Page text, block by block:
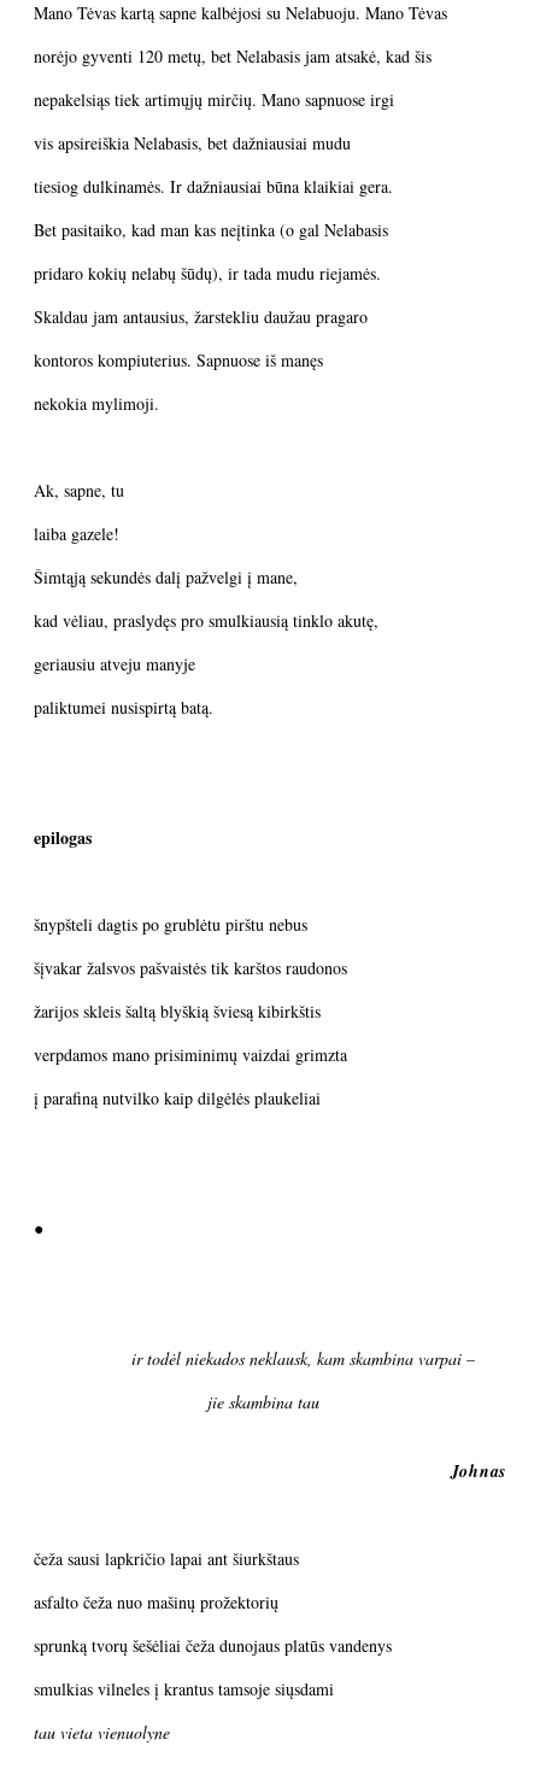
Mano Tėvas kartą sapne kalbėjosi su Nelabuoju. Mano Tėvas
norėjo gyventi 120 metų, bet Nelabasis jam atsakė, kad šis
nepakelsiąs tiek artimųjų mirčių. Mano sapnuose irgi
vis apsireiškia Nelabasis, bet dažniausiai mudu
tiesiog dulkinamės. Ir dažniausiai būna klaikiai gera.
Bet pasitaiko, kad man kas neįtinka (o gal Nelabasis
pridaro kokių nelabų šūdų), ir tada mudu riejamės.
Skaldau jam antausius, žarstekliu daužau pragaro
kontoros kompiuterius. Sapnuose iš manęs
nekokia mylimoji.
Ak, sapne, tu
laiba gazele!
Šimtąją sekundės dalį pažvelgi į mane,
kad vėliau, praslydęs pro smulkiausią tinklo akutę,
geriausiu atveju manyje
paliktumei nusispirtą batą.
epilogas
šnypšteli dagtis po grublėtu pirštu nebus
šįvakar žalsvos pašvaistės tik karštos raudonos
žarijos skleis šaltą blyškią šviesą kibirkštis
verpdamos mano prisiminimų vaizdai grimzta
į parafiną nutvilko kaip dilgėlės plaukeliai
●
ir todėl niekados neklausk, kam skambina varpai –
jie skambina tau
Johnas
čeža sausi lapkričio lapai ant šiurkštaus
asfalto čeža nuo mašinų prožektorių
sprunką tvorų šešėliai čeža dunojaus platūs vandenys
smulkias vilneles į krantus tamsoje siųsdami
tau vieta vienuolyne